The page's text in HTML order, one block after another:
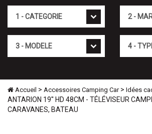
Accueil > Accessoires Camping Car> Idées
ANTARION 19'' HD 48CM - TÉLÉVISEUR
CARAVANES, BATEAU